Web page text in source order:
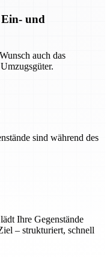
und
auch das
sind während des
Ihre Gegenstände
– strukturiert, schnell